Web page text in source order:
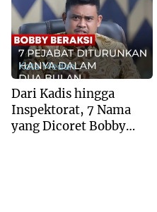
Kota Medan
Dari Kadis hingga
Inspektorat, 7 Nama
yang Dicoret Bobby